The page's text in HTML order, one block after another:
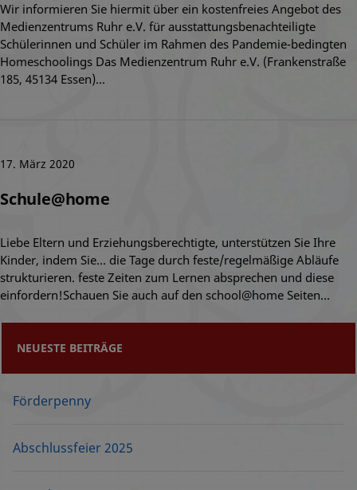
NEUESTE BEITRÄGE
Förderpenny
Abschlussfeier 2025
Wir informieren Sie hiermit über ein kostenfreies Angebot des
Medienzentrums Ruhr e.V. für ausstattungsbenachteiligte
Schülerinnen und Schüler im Rahmen des Pandemie-bedingten
Homeschoolings Das Medienzentrum Ruhr e.V. (Frankenstraße
185, 45134 Essen)…
17. März 2020
Schule@home
Liebe Eltern und Erziehungsberechtigte, unterstützen Sie Ihre
Kinder, indem Sie… die Tage durch feste/regelmäßige Abläufe
strukturieren. feste Zeiten zum Lernen absprechen und diese
einfordern!Schauen Sie auch auf den school@home Seiten…